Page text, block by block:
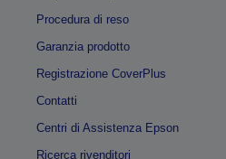
Procedura di reso
Garanzia prodotto
Registrazione CoverPlus
Contatti
Centri di Assistenza Epson
Ricerca rivenditori